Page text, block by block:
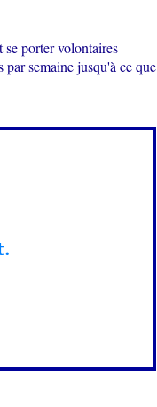
porter volontaires
semaine jusqu'à ce que